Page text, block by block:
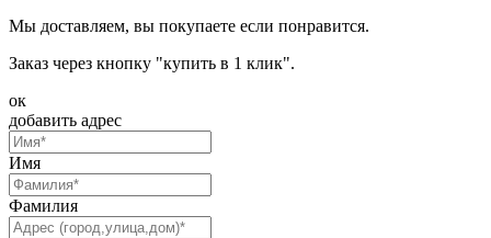
Мы доставляем, вы покупаете если понравится.
Заказ через кнопку "купить в 1 клик".
ок
добавить адрес
Имя
Фамилия